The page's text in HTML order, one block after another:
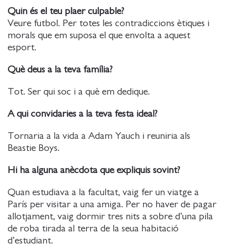
Quin és el teu plaer culpable?
Veure futbol. Per totes les contradiccions ètiques i
morals que em suposa el que envolta a aquest
esport.
Què deus a la teva família?
Tot. Ser qui soc i a què em dedique.
A qui convidaries a la teva festa ideal?
Tornaria a la vida a Adam Yauch i reuniria als
Beastie Boys.
Hi ha alguna anècdota que expliquis sovint?
Quan estudiava a la facultat, vaig fer un viatge a
París per visitar a una amiga. Per no haver de pagar
allotjament, vaig dormir tres nits a sobre d’una pila
de roba tirada al terra de la seua habitació
d’estudiant.